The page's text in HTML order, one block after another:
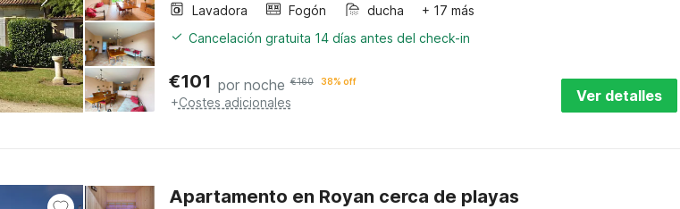
Lavadora
Fogón ducha
+ 17 más
Cancelación gratuita 14 días antes del check-in
€101 por noche €160 38% off
+Costes adicionales Ver detalles
Apartamento en Royan cerca de playas